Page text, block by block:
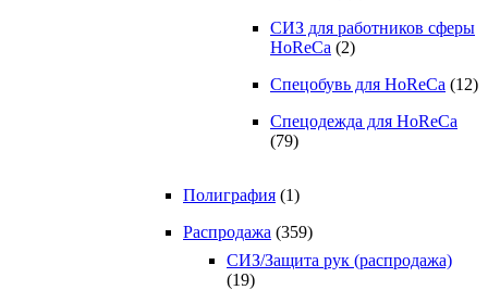
СИЗ для работников сферы
HoReCa (2)
Спецобувь для HoReCa (12)
Спецодежда для HoReCa
(79)
Полиграфия (1)
Распродажа (359)
СИЗ/Защита рук (распродажа)
(19)